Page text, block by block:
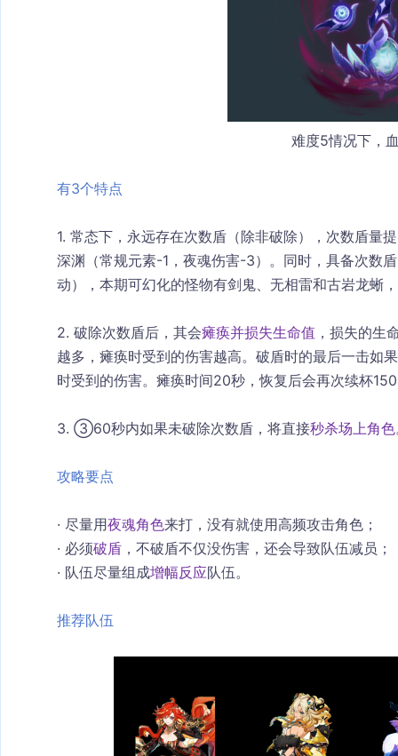
难度5情况下，
有3个特点
1. 常态下，永远存在次数盾（除非破除），次数盾量
深渊（常规元素-1，夜魂伤害-3）。同时，具备次数
动），本期可幻化的怪物有剑鬼、无相雷和古岩龙蜥
2. 破除次数盾后，其会瘫痪并损失生命值 ，损失的生
越多，瘫痪时受到的伤害越高。破盾时的最后一击如
时受到的伤害。瘫痪时间20秒，恢复后会再次续杯
3. ③60秒内如果未破除次数盾，将直接秒杀场上角色
攻略要点
· 尽量用夜魂角色来打，没有就使用高频攻击角色；
· 必须破盾 ，不破盾不仅没伤害，还会导致队伍减员；
· 队伍尽量组成增幅反应队伍。
推荐队伍